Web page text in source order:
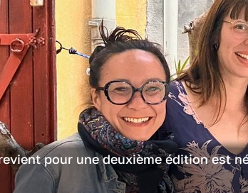
pour une deuxième édition est